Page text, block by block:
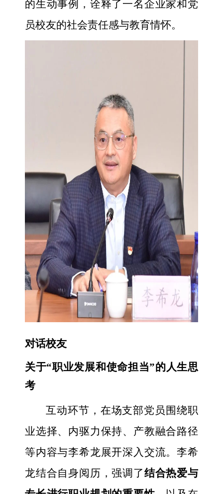
的生动事例，诠释了一名企业家和党
员校友的社会责任感与教育情怀。
对话校友
关于“职业发展和使命担当”的人生思
考
互动环节，在场支部党员围绕职
业选择、内驱力保持、产教融合路径
等内容与李希龙展开深入交流。李希
龙结合自身阅历，强调了结合热爱与